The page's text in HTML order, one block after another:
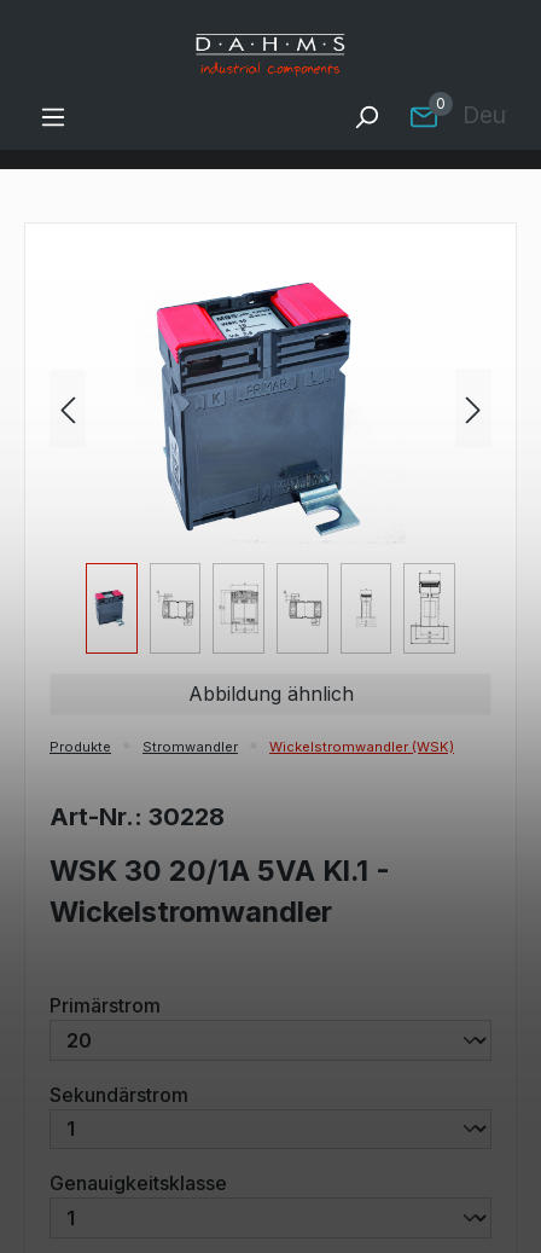
Zum Hauptinhalt springen
0
Bildergalerie überspringen
Abbildung ähnlich
Produkte Stromwandler Wickelstromwandler (WSK)
Art-Nr.: 30228
WSK 30 20/1A 5VA Kl.1 -
Wickelstromwandler
Primärstrom
Sekundärstrom
Genauigkeitsklasse